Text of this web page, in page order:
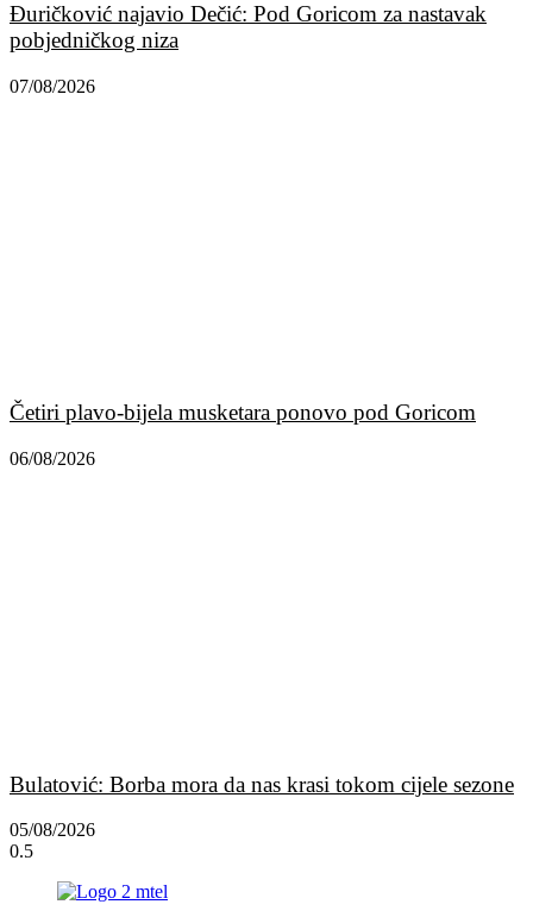
Đuričković najavio Dečić: Pod Goricom za nastavak
pobjedničkog niza
07/08/2026
Četiri plavo-bijela musketara ponovo pod Goricom
06/08/2026
Bulatović: Borba mora da nas krasi tokom cijele sezone
05/08/2026